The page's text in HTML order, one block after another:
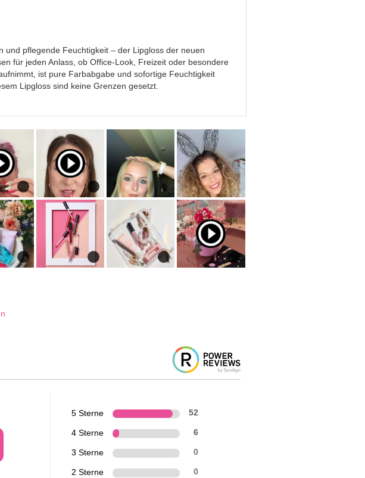
und pflegende Feuchtigkeit – der Lipgloss der neuen
für jeden Anlass, ob Office-Look, Freizeit oder besondere
ist pure Farbabgabe und sofortige Feuchtigkeit
Lipgloss sind keine Grenzen gesetzt.
5 Sterne 52
4 Sterne 6
3 Sterne 0
2 Sterne 0